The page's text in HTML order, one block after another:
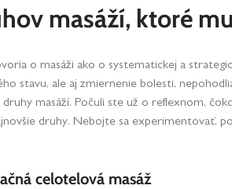
masáží, ktoré
o masáži ako o systematickej a
stavu, ale aj zmiernenie bolesti,
masáží. Počuli ste už o reflexnom,
druhy. Nebojte sa experimentovať,
celotelová masáž